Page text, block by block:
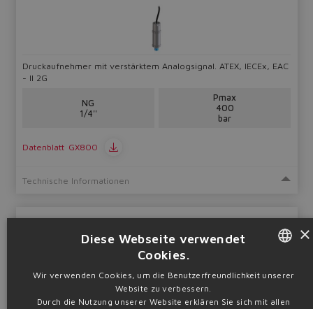
Druckaufnehmer mit verstärktem Analogsignal. ATEX, IECEx, EAC
- II 2G
NG
1/4''
Pmax
400
bar
Datenblatt GX800
Technische Informationen
×
Diese Webseite verwendet
Cookies.
Wir verwenden Cookies, um die Benutzerfreundlichkeit unserer
Website zu verbessern.
Durch die Nutzung unserer Website erklären Sie sich mit allen